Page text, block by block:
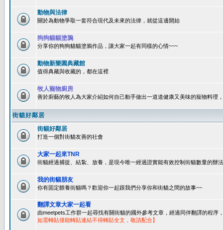
動物與法律
關於為動物爭取一套符合現代及未來的法律，就從這邊開始
狗狗貓貓塗鴉
分享你的狗狗貓貓塗鴉作品，讓大家一起有同樣的心情~~~
動物新樂園典藏館
值得典藏與收藏的，都在這裡
牧人寵物廚房
善於廚藝的牧人為大家介紹如何自己動手做出一道道健康又美味的寵物料理
街貓好鄰居
街貓好鄰居
打造一個對街貓友善的社會
大家一起來TNR
街貓經過捕捉、結紮、放養，是現今唯一經過證實能有效控制街貓數量的辦
我的街貓朋友
你有固定餵養街貓嗎？歡迎你一起跟我們分享你和街貓之間的故事~~
翻譯文章大家一起看
由meetpets工作群一起尋找有關街貓的國外參考文章，經過同伴翻譯的程序
如需轉貼僅能轉貼連結不得轉貼全文，敬請配合】